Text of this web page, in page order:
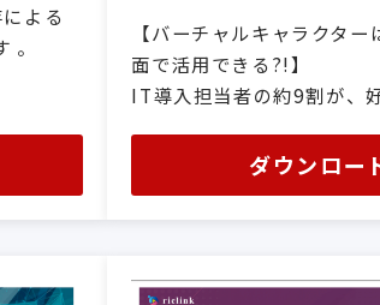
よる
。
【バーチャルキャラクタ
面で活用できる?!】
IT導入担当者の約9割が、
ダウンロー